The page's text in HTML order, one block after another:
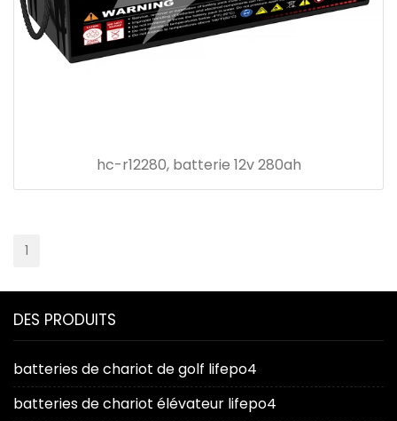
hc-r12280, batterie 12v 280ah
1
DES PRODUITS
batteries de chariot de golf lifepo4
batteries de chariot élévateur lifepo4